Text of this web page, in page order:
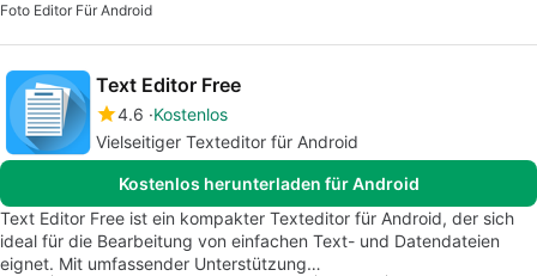
Foto Editor Für Android
Text Editor Free
4.6 Kostenlos
Vielseitiger Texteditor für Android
Kostenlos herunterladen für Android
Text Editor Free ist ein kompakter Texteditor für Android, der sich
ideal für die Bearbeitung von einfachen Text- und Datendateien
eignet. Mit umfassender Unterstützung…